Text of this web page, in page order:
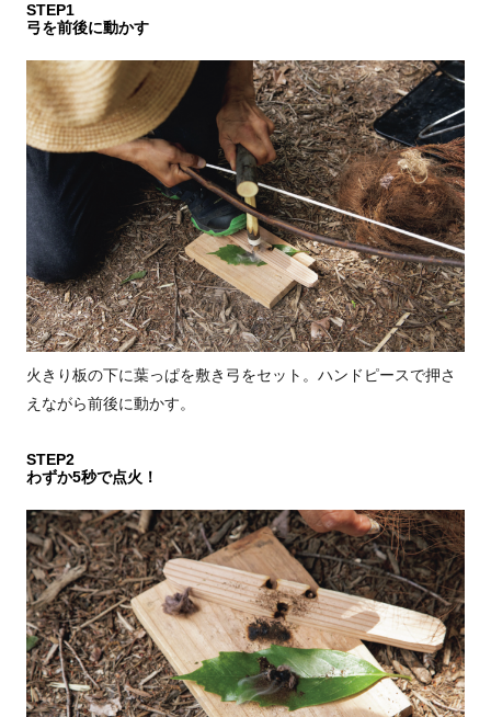
STEP1
弓を前後に動かす
火きり板の下に葉っぱを敷き弓をセット。ハンドピースで押さ
えながら前後に動かす。
STEP2
わずか5秒で点火！